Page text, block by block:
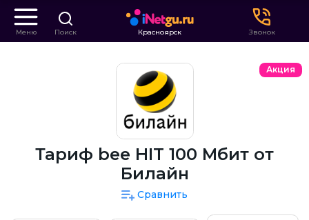
Меню Поиск Красноярск Звонок
Акция
Тариф bee HIT 100 Мбит от
Билайн
Сравнить